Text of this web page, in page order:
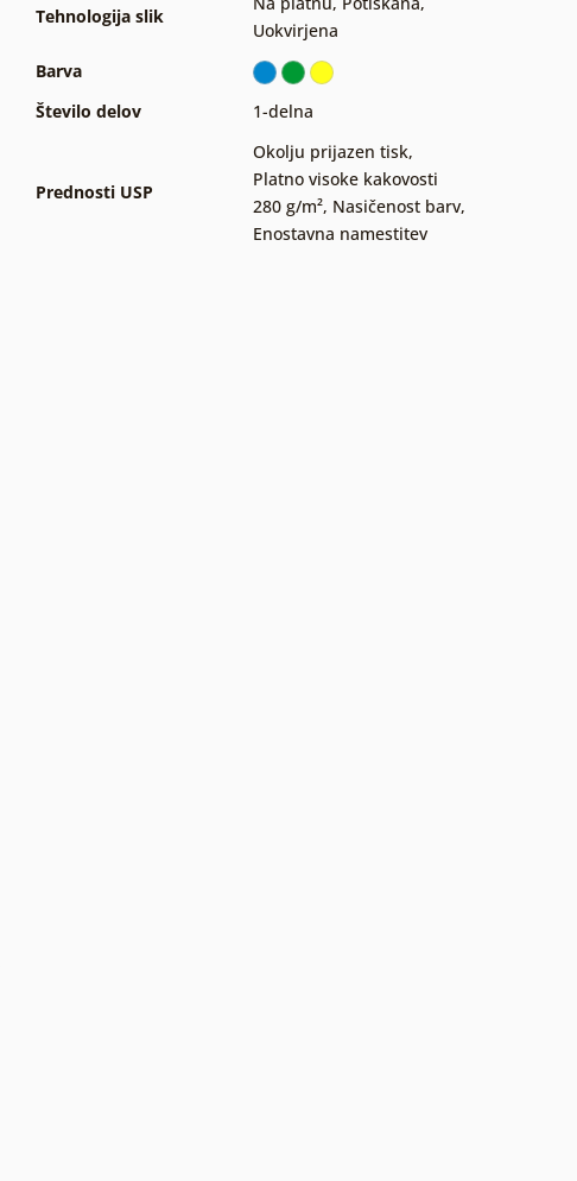
Tehnologija slik
Uokvirjena
Barva
Število delov
1-delna
Prednosti USP
Okolju prijazen tisk,
Platno visoke kakovosti
280 g/m², Nasičenost barv,
Enostavna namestitev